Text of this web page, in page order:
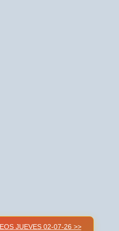
JUEVES 02-07-26 >>